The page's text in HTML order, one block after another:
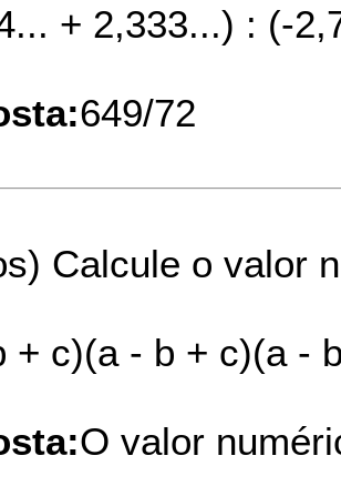
+ 2,333...) : (-
649/72
Calcule o valor
+ c)(a - b + c)(a -
O valor